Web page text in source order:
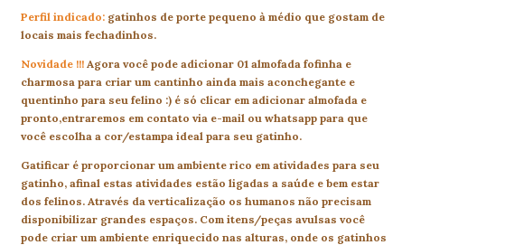
Perfil indicado: gatinhos de porte pequeno à médio que gostam de
locais mais fechadinhos.
Novidade !!! Agora você pode adicionar 01 almofada fofinha e
charmosa para criar um cantinho ainda mais aconchegante e
quentinho para seu felino :) é só clicar em adicionar almofada e
pronto,entraremos em contato via e-mail ou whatsapp para que
você escolha a cor/estampa ideal para seu gatinho.
Gatificar é proporcionar um ambiente rico em atividades para seu
gatinho, afinal estas atividades estão ligadas a saúde e bem estar
dos felinos. Através da verticalização os humanos não precisam
disponibilizar grandes espaços. Com itens/peças avulsas você
pode criar um ambiente enriquecido nas alturas, onde os gatinhos